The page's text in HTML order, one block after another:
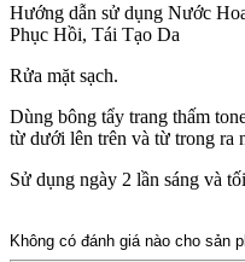
Hướng dẫn sử dụng Nước
Phục Hồi, Tái Tạo Da
Rửa mặt sạch.
Dùng bông tẩy trang thấm
từ dưới lên trên và từ trong ra
Sử dụng ngày 2 lần sáng và
Không có đánh giá nào cho sản